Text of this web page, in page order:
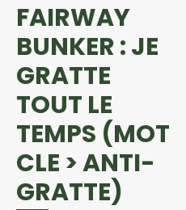
FAIRWAY
BUNKER : JE
GRATTE
TOUT LE
TEMPS (MOT
CLE > ANTI-
GRATTE)